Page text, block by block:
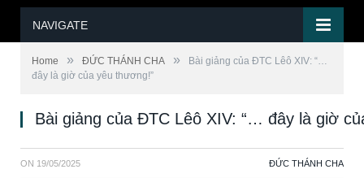
NAVIGATE
Home » ĐỨC THÁNH CHA »
Bài giảng của ĐTC Lêô XIV: “…
đây là giờ của yêu thương!”
Bài giảng của ĐTC Lêô XIV: “… đây là giờ
ON 19/05/2025 ĐỨC THÁNH CHA